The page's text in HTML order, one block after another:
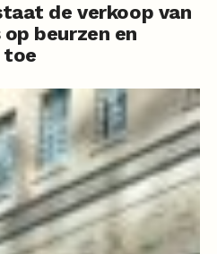
de verkoop van
op beurzen en
toe